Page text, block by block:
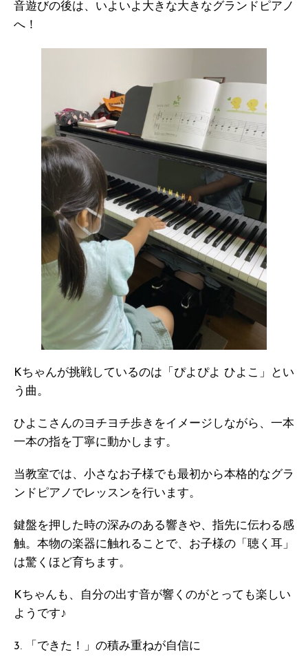
音遊びの後は、いよいよ大きな大きなグランドピアノ
へ！
Kちゃんが挑戦しているのは「ぴよぴよ ひよこ」とい
う曲。
ひよこさんのヨチヨチ歩きをイメージしながら、一本
一本の指を丁寧に動かします。
当教室では、小さなお子様でも最初から本格的なグラ
ンドピアノでレッスンを行います。
鍵盤を押した時の深みのある響きや、指先に伝わる感
触。本物の楽器に触れることで、お子様の「聴く耳」
は驚くほど育ちます。
Kちゃんも、自分の出す音が響くのがとっても楽しい
ようです♪
3. 「できた！」の積み重ねが自信に